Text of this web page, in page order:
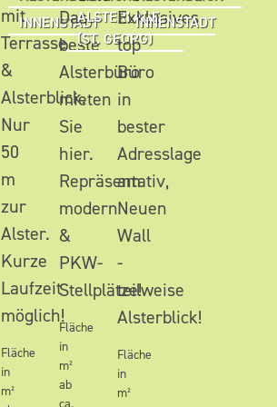
INNENSTADT
mit
Terrasse
&
Alsterblick.
Nur
50
m
zur
Alster.
Kurze
Laufzeit
möglich!
Fläche
in
m²
ALSTERLAGE
(ST. GEORG)
Das
beste
Alsterbüro
mieten
Sie
hier.
Repräsentativ,
modern
&
PKW-
Stellplätze!
Fläche
in
m²
ab
INNENSTADT
Exklusives
top
Büro
in
bester
Adresslage
am
Neuen
Wall
-
teilweise
Alsterblick!
Fläche
in
m²